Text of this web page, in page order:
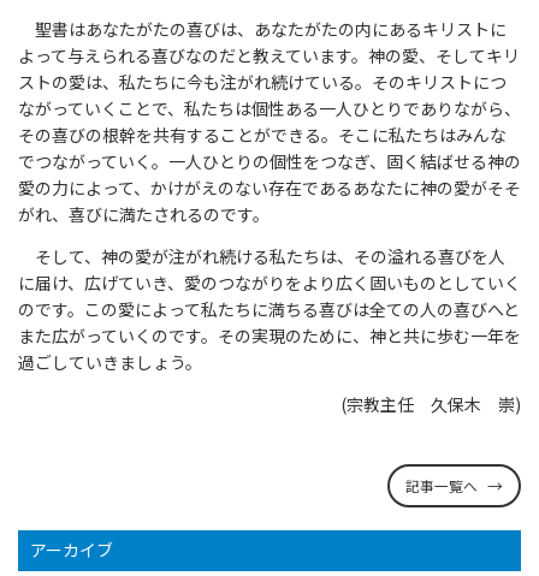
聖書はあなたがたの喜びは、あなたがたの内にあるキリストに
よって与えられる喜びなのだと教えています。神の愛、そしてキリ
ストの愛は、私たちに今も注がれ続けている。そのキリストにつ
ながっていくことで、私たちは個性ある一人ひとりでありながら、
その喜びの根幹を共有することができる。そこに私たちはみんな
でつながっていく。一人ひとりの個性をつなぎ、固く結ばせる神の
愛の力によって、かけがえのない存在であるあなたに神の愛がそそ
がれ、喜びに満たされるのです。
そして、神の愛が注がれ続ける私たちは、その溢れる喜びを人
に届け、広げていき、愛のつながりをより広く固いものとしていく
のです。この愛によって私たちに満ちる喜びは全ての人の喜びへと
また広がっていくのです。その実現のために、神と共に歩む一年を
過ごしていきましょう。
(宗教主任 久保木 崇)
記事一覧へ
アーカイブ